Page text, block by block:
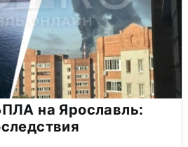
на Ярославль: